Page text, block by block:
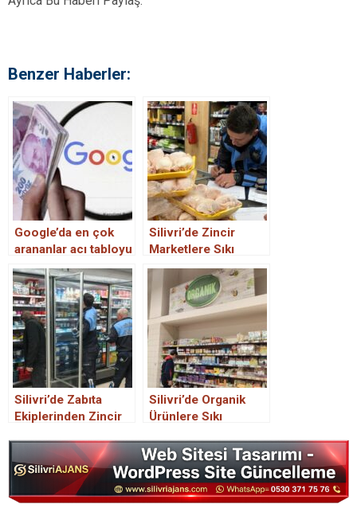
Benzer Haberler:
Google’da en çok
arananlar acı tabloyu
ortaya koydu
Silivri’de Zincir
Marketlere Sıkı
Denetim: 250 Ürün
İmha Edildi
Silivri’de Zabıta
Ekiplerinden Zincir
Sıkı Denetim
Silivri’de Organik
Ürünlere Sıkı